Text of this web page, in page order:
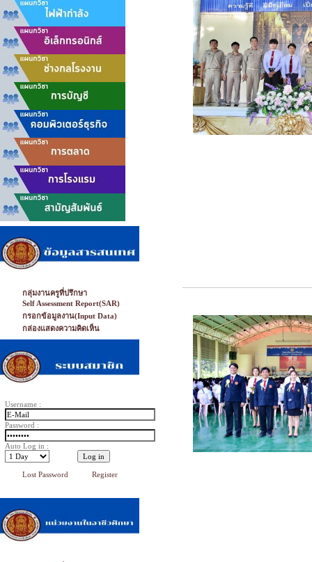
กลุ่มงานครูที่ปรึกษา
Self Assessment Report(SAR)
กรอกข้อมูลงาน(Input Data)
กล่องแสดงความคิดเห็น
Username :
Password :
Auto Log in :
Lost Password Register